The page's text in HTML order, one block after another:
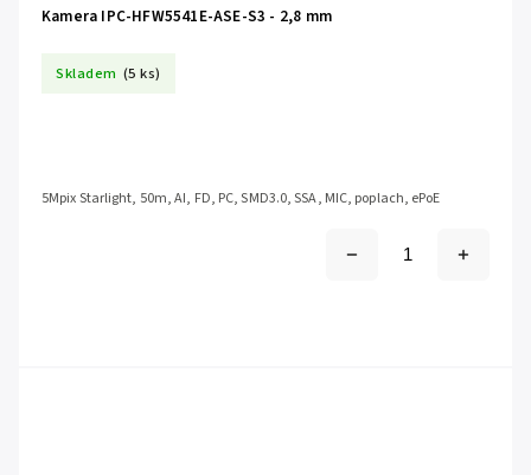
Kamera IPC-HFW5541E-ASE-S3 - 2,8 mm
Skladem (5 ks)
5Mpix Starlight, 50m, AI, FD, PC, SMD3.0, SSA, MIC, poplach, ePoE